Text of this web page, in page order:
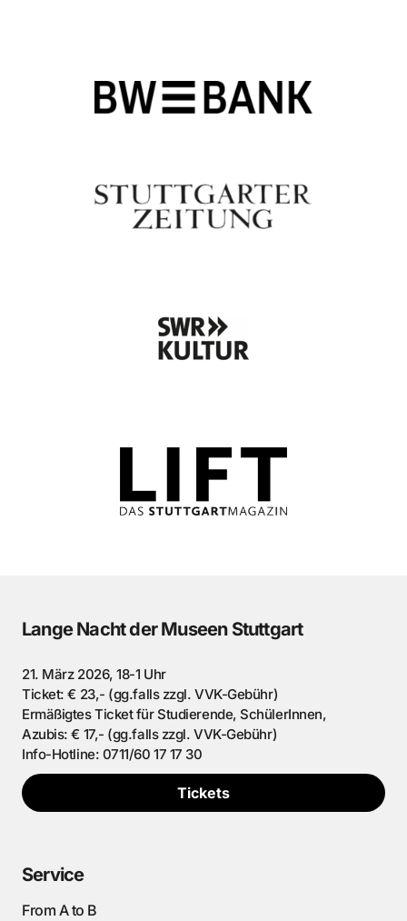
Lange Nacht der Museen Stuttgart
21. März 2026, 18-1 Uhr
Ticket: € 23,- (gg.falls zzgl. VVK-Gebühr)
Ermäßigtes Ticket für Studierende, SchülerInnen,
Azubis: € 17,- (gg.falls zzgl. VVK-Gebühr)
Info-Hotline: 0711/60 17 17 30
Tickets
Service
From A to B